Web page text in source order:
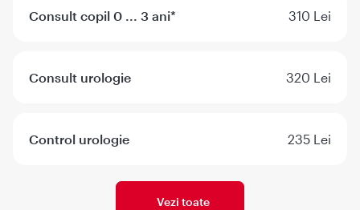
Consult copil 0 ... 3 ani* 310 Lei
Consult urologie 320 Lei
Control urologie 235 Lei
Vezi toate